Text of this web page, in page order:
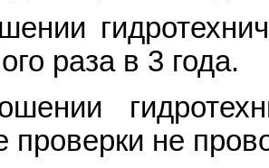
раза в 3 года.
проверки не